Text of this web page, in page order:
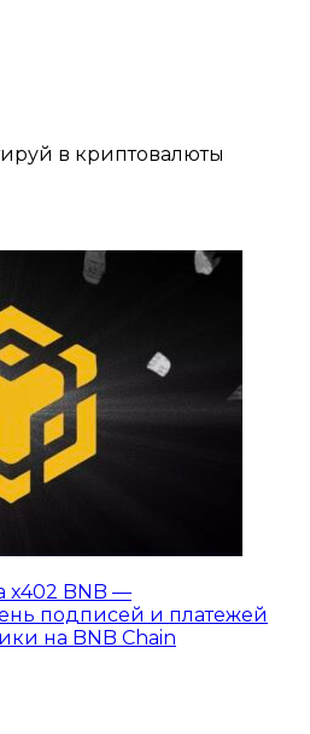
x402 BNB —
подписей и платежей
на BNB Chain